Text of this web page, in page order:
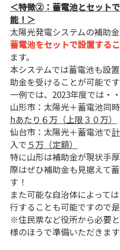
＜特徴②：蓄電池とセット
能！＞
太陽光発電システムの補助金
蓄電池をセットで設置する
ます。
本システムでは蓄電池も設
助金を受けることが可能です
一例では、2023年度では・
山形市：太陽光＋蓄電池同時
hあたり６万（上限３０万）
仙台市：太陽光＋蓄電池で
入で ５万（定額）
特に山形は補助金が現状手
際はぜひ補助金も見据えて
す！
また可能な自治体によって
行することも可能ですので
※住民票など役所から必要
様のほうで準備いただきます